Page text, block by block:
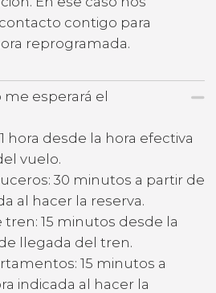
contigo para
reprogramada.
esperará el
hora desde la hora efectiva
vuelo.
30 minutos a partir de
al hacer la reserva.
tren: 15 minutos desde la
llegada del tren.
15 minutos a
indicada al hacer la